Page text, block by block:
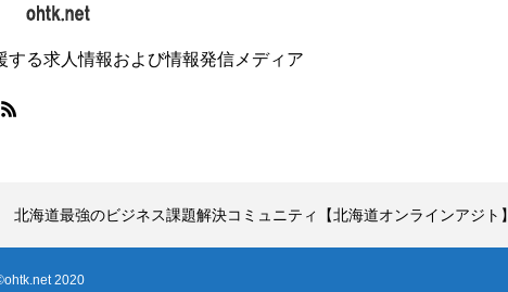
る求人情報および情報発信メディア
北海道最強のビジネス課題解決コミュニティ【北海道オンラインアジト】
2020